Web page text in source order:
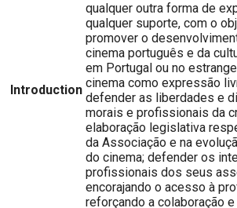
Introduction
qualquer outra forma de
qualquer suporte, com o
promover o
cinema português e da
em Portugal ou no
cinema como expressão
defender as liberdades e
morais e profissionais da
elaboração legislativa
da Associação e na
do cinema; defender os
profissionais dos seus
encorajando o acesso à
reforçando a colaboração